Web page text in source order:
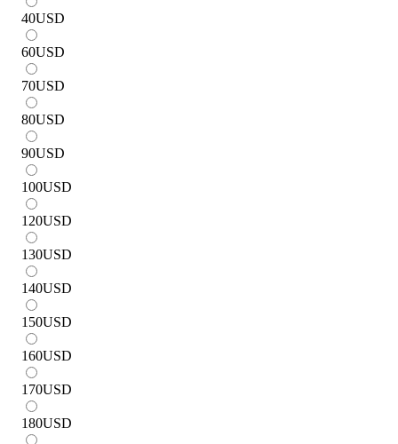
40USD
60USD
70USD
80USD
90USD
100USD
120USD
130USD
140USD
150USD
160USD
170USD
180USD